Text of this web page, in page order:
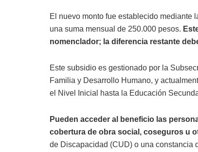
El nuevo monto fue establecido mediante
una suma mensual de 250.000 pesos.
nomenclador; la diferencia restante
Este subsidio es gestionado por la
Familia y Desarrollo Humano, y
el Nivel Inicial hasta la Educación
Pueden acceder al beneficio las
cobertura de obra social, coseguros u
de Discapacidad (CUD) o una constancia